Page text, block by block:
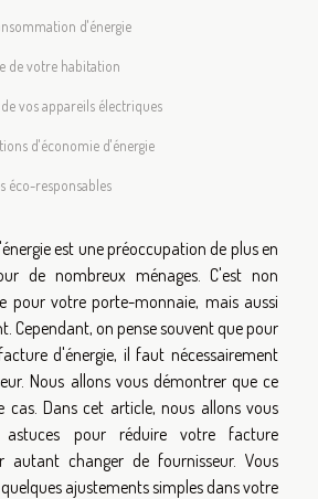
d'énergie
de votre habitation
vos appareils électriques
d'économie d'énergie
éco-responsables
est une préoccupation de plus en
de nombreux ménages. C'est non
pour votre porte-monnaie, mais aussi
Cependant, on pense souvent que pour
d'énergie, il faut nécessairement
Nous allons vous démontrer que ce
cas. Dans cet article, nous allons vous
astuces pour réduire votre facture
autant changer de fournisseur. Vous
ajustements simples dans votre